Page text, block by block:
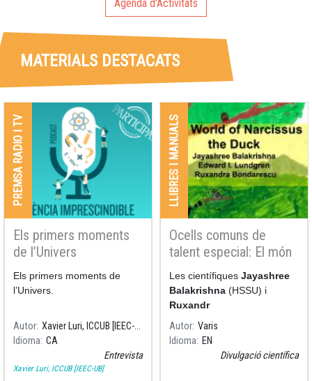
Agenda d'Activitats
MATERIALS DESTACATS
PREMSA RADIO I TV
Els primers moments
de l’Univers
Els primers moments de
l’Univers.
Autor
Xavier Luri, ICCUB [IEEC-UB]
Idioma CA
Entrevista
Xavier Luri, ICCUB [IEEC-UB]
LLIBRES I MANUALS
Ocells comuns de
talent especial: El món
de l’ànec Narcissus
Les científiques Jayashree
Balakrishna (HSSU) i
Ruxandr
Autor Varis
Idioma
EN
Divulgació científica